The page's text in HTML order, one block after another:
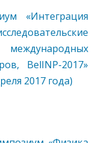
«Интеграция
BelINP-2017»
2017 года)